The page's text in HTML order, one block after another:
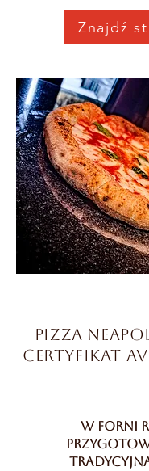
Znajdź
Pizza
Certyfikat
W Forni
tradycyjną